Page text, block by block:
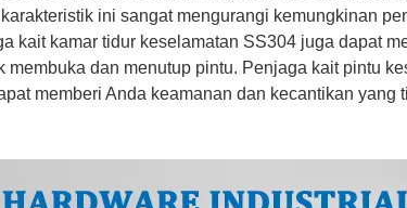
ini sangat mengurangi kemungkinan
kait kamar tidur keselamatan SS304 juga dapat
membuka dan menutup pintu. Penjaga kait pintu
memberi Anda keamanan dan kecantikan